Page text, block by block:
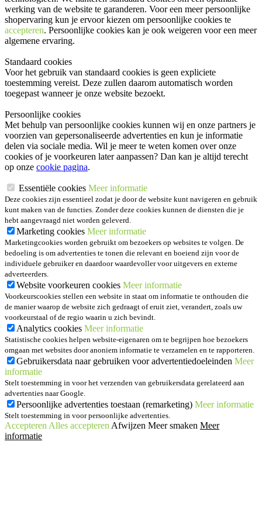
werking van de website te garanderen. Voor een meer persoonlijke
shopervaring kun je ervoor kiezen om persoonlijke cookies te
accepteren. Persoonlijke cookies kan je ook weigeren voor een meer
algemene ervaring.
Standaard cookies
Voor het gebruik van standaard cookies is geen expliciete
toestemming vereist. Deze zullen daarom automatisch worden
toegepast wanneer je onze website bezoekt.
Persoonlijke cookies
Met behulp van persoonlijke cookies kunnen wij en onze partners je
voorzien van gepersonaliseerde advertenties en kun je informatie
delen via sociale media. Wil je meer te weten komen over onze
cookies of je voorkeuren later aanpassen? Dan kan je altijd terecht
op onze cookie pagina.
Essentiële cookies Meer informatie
Deze cookies zijn essentieel zodat je door de website kunt navigeren en gebruik
kunt maken van de functies. Zonder deze cookies kunnen de diensten die je
hebt aangevraagd niet worden geleverd.
Marketing cookies Meer informatie
Marketingcookies worden gebruikt om bezoekers op websites te volgen. De
bedoeling is om advertenties te tonen die relevant en boeiend zijn voor de
individuele gebruiker en daardoor waardevoller voor uitgevers en externe
adverteerders.
Website voorkeuren cookies Meer informatie
Voorkeurscookies stellen een website in staat om informatie te onthouden die
de manier waarop de website zich gedraagt of eruit ziet, verandert, zoals uw
voorkeurstaal of de regio waarin u zich bevindt.
Analytics cookies Meer informatie
Statistische cookies helpen website-eigenaren om te begrijpen hoe bezoekers
omgaan met websites door anoniem informatie te verzamelen en te rapporteren.
Gebruikersdata naar gebruiken voor advertentiedoeleinden Meer
informatie
Stelt toestemming in voor het verzenden van gebruikersdata gerelateerd aan
advertenties naar Google.
Persoonlijke advertenties toestaan (remarketing) Meer informatie
Stelt toestemming in voor persoonlijke advertenties.
Accepteren Alles accepteren Afwijzen Meer smaken Meer
informatie